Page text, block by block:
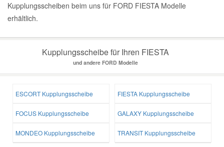
Kupplungsscheiben beim uns für FORD FIESTA Modelle
erhältlich.
Kupplungsscheibe für Ihren FIESTA
und andere FORD Modelle
ESCORT Kupplungsscheibe FIESTA Kupplungsscheibe
FOCUS Kupplungsscheibe GALAXY Kupplungsscheibe
MONDEO Kupplungsscheibe TRANSIT Kupplungsscheibe